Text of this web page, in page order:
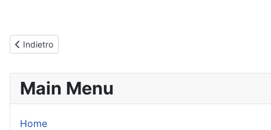
Main Menu
Home
Articolo precedente: Consumi Jeep Compass [2011-2016] -
Indietro